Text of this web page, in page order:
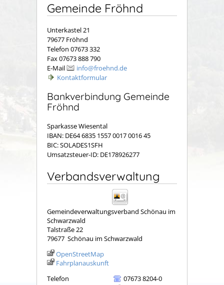
Gemeinde Fröhnd
Unterkastel 21
79677 Fröhnd
Telefon 07673 332
Fax 07673 888 790
E-Mail
info@froehnd.de
Kontaktformular
Bankverbindung Gemeinde
Fröhnd
Sparkasse Wiesental
IBAN: DE64 6835 1557 0017 0016 45
BIC: SOLADES1SFH
Umsatzsteuer-ID: DE178926277
Verbandsverwaltung
Gemeindeverwaltungsverband Schönau im
Schwarzwald
Talstraße 22
79677 Schönau im Schwarzwald
OpenStreetMap
Fahrplanauskunft
Telefon
07673 8204-0